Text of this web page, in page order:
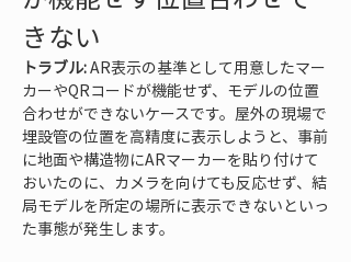
きない
トラブル: AR表示の基準として用意したマー
カーやQRコードが機能せず、モデルの位置
合わせができないケースです。屋外の現場で
埋設管の位置を高精度に表示しようと、事前
に地面や構造物にARマーカーを貼り付けて
おいたのに、カメラを向けても反応せず、結
局モデルを所定の場所に表示できないといっ
た事態が発生します。